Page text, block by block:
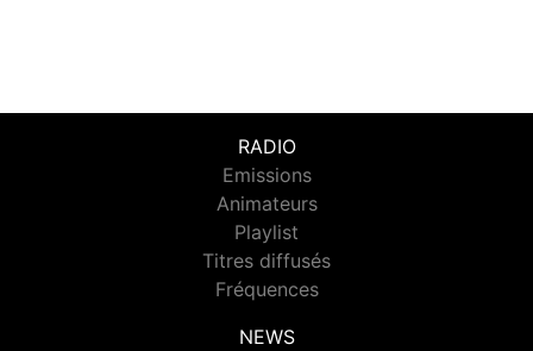
RADIO
Emissions
Animateurs
Playlist
Titres diffusés
Fréquences
NEWS